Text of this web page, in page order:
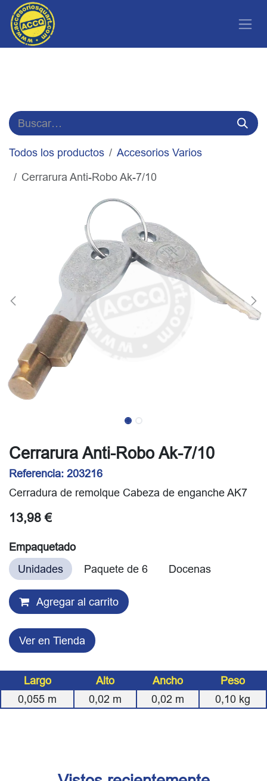
Ir al contenido
Todos los productos
Accesorios Varios
Cerrarura Anti-Robo Ak-7/10
Cerrarura Anti-Robo Ak-7/10
Referencia: 203216
Cerradura de remolque Cabeza de enganche AK7
13,98 €
Empaquetado
Unidades
Paquete de 6 Docenas
Agregar al carrito
Ver en Tienda
Largo Alto Ancho
Peso
0,055 m 0,02 m 0,02 m 0,10 kg